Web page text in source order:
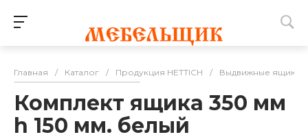
Главная / Каталог / Продукция HETTICH / Выдвижные ящики
Комплект ящика 350 мм
h 150 мм. белый